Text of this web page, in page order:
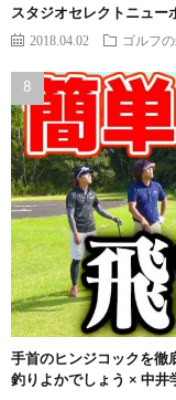
スタジオセレクトニュー
2018.04.02 ゴルフ
手首のヒンジコックを徹
釣りよかでしょう × 中井